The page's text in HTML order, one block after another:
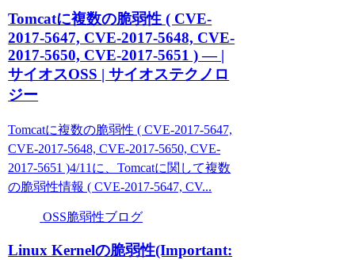
Tomcatに複数の脆弱性 ( CVE-
2017-5647, CVE-2017-5648, CVE-
2017-5650, CVE-2017-5651 ) — |
サイオスOSS | サイオステクノロ
ジー
Tomcatに複数の脆弱性 ( CVE-2017-5647,
CVE-2017-5648, CVE-2017-5650, CVE-
2017-5651 )4/11に、Tomcatに関して複数
の脆弱性情報 ( CVE-2017-5647, CV...
OSS脆弱性ブログ
Linux Kernelの脆弱性(Important: